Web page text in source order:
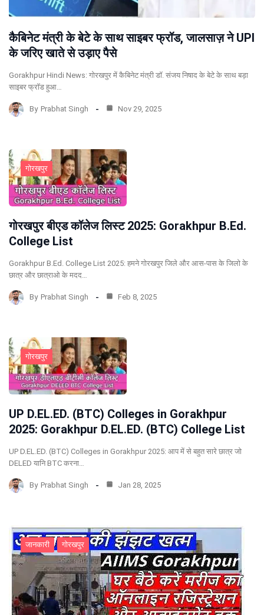
कैबिनेट मंत्री के बेटे के साथ साइबर फ्रॉड, जालसाज़ ने UPI
के जरिए खाते से उड़ाए पैसे
Gorakhpur Hindi News: गोरखपुर में कैबिनेट मंत्री डॉ. संजय निषाद के बेटे के साथ बड़ा
साइबर फ्रॉड हुआ…
By Prabhat Singh Nov 29, 2025
गोरखपुर
गोरखपुर बीएड कॉलेज लिस्ट 2025: Gorakhpur B.Ed.
College List
Gorakhpur B.Ed. College List 2025: हमने गोरखपुर जिले और आस-पास के जिलो के
छात्र और छात्राओ के मदद…
By Prabhat Singh Feb 8, 2025
गोरखपुर
UP D.EL.ED. (BTC) Colleges in Gorakhpur
2025: Gorakhpur D.EL.ED. (BTC) College List
UP D.EL.ED. (BTC) Colleges in Gorakhpur 2025: आप में से बहुत सारे छात्र जो
DELED यानि BTC करना…
By Prabhat Singh Jan 28, 2025
जानकारी गोरखपुर